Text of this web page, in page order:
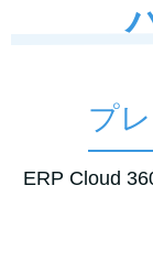
プ
ERP Cloud